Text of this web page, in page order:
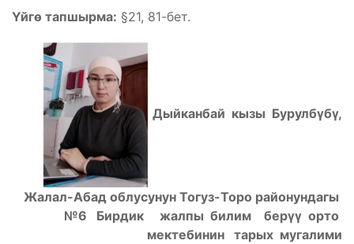
Үйгө тапшырма: §21, 81-бет.
Дыйканбай кызы Бурулбүбү,
Жалал-Абад облусунун Тогуз-Торо районундагы
№6 Бирдик жалпы билим берүү орто
мектебинин тарых мугалими